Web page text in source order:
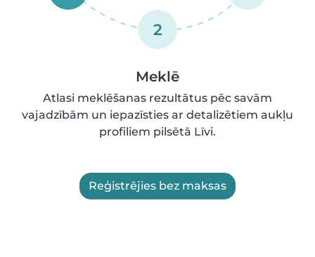
2
Meklē
Atlasi meklēšanas rezultātus pēc savām
vajadzībām un iepazīsties ar detalizētiem aukļu
profiliem pilsētā Līvi.
Reģistrējies bez maksas